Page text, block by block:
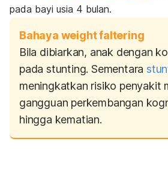
pada bayi usia 4 bulan.
Bahaya weight faltering
Bila dibiarkan, anak dengan
pada stunting. Sementara
meningkatkan risiko penyakit
gangguan perkembangan
hingga kematian.